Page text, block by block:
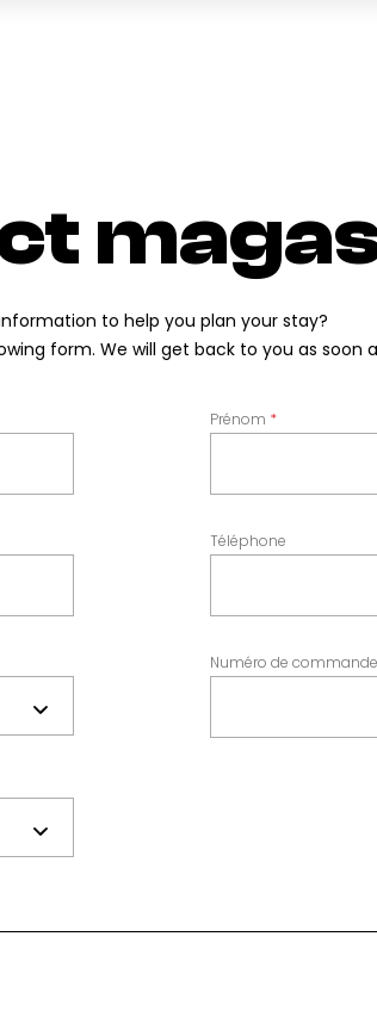
to help you plan your stay?
form. We will get back to you as soon
Prénom
Téléphone
Numéro de commande